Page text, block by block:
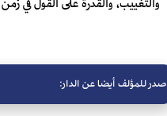
صدر للمؤلف أيضا عن الدار: